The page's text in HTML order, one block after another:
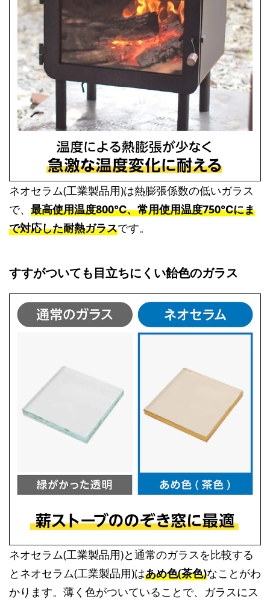
ネオセラム(工業製品用)は熱膨張係数の低いガラス
で、 最高使用温度800℃、常用使用温度750℃にま
で対応した耐熱ガラスです。
すすがついても目立ちにくい飴色のガラス
ネオセラム(工業製品用)と通常のガラスを比較する
とネオセラム(工業製品用)はあめ色(茶色)なことがわ
かります。薄く色がついていることで、ガラスにス